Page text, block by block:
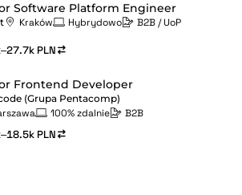
Software Platform Engineer
Kraków Hybrydowo B2B / UoP
PLN
Frontend Developer
(Grupa Pentacomp)
100% zdalnie B2B
PLN